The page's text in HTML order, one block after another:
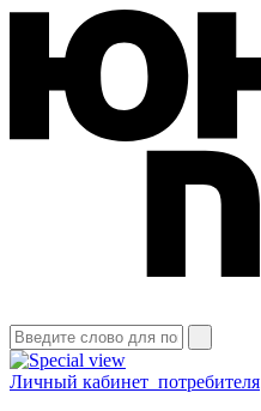
Личный кабинет потребителя